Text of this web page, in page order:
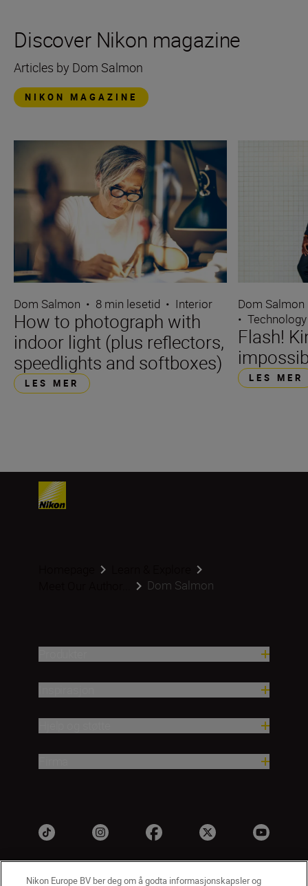
Discover Nikon magazine
Articles by Dom Salmon
NIKON MAGAZINE
Dom Salmon • 8 min lesetid • Interior
How to photograph with
indoor light (plus reflectors,
speedlights and softboxes)
LES MER
Dom Salmon
•
Flash!
LES MER
Dom Salmon
Nikon Europe BV ber deg om å godta informasjonskapsler og